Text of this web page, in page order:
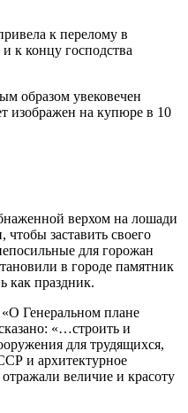
к перелому в
к концу господства
образом увековечен
изображен на купюре в 10
верхом на лошади
заставить своего
для горожан
в городе памятник
как праздник.
Генеральном плане
«…строить и
для трудящихся,
и архитектурное
величие и красоту